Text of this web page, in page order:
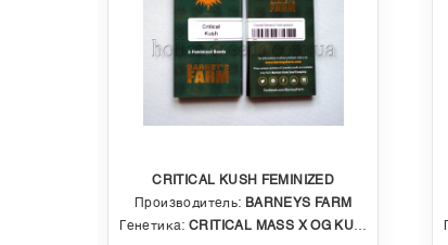
CRITICAL KUSH FEMINIZED
Производитель: BARNEYS FARM
Генетика:CRITICAL MASS X OG KUSH